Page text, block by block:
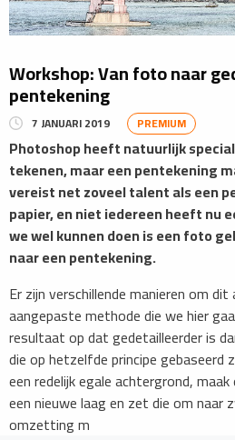
Workshop: Van foto naar
pentekening
7 JANUARI 2019 PREMIUM
Photoshop heeft natuurlijk
tekenen, maar een pentekening
vereist net zoveel talent als een
papier, en niet iedereen heeft nu
we wel kunnen doen is een foto
naar een pentekening.
Er zijn verschillende manieren om
aangepaste methode die we hier
resultaat op dat gedetailleerder is
die op hetzelfde principe
een redelijk egale achtergrond,
een nieuwe laag en zet die om
omzetting m